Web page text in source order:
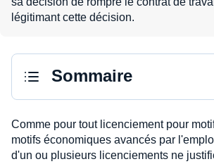
légitimant cette décision.
Sommaire
Comme pour tout licenciement pour
motifs économiques avancés par
d'un ou plusieurs licenciements ne